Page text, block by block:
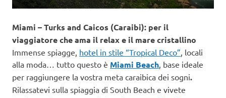
Miami – Turks and Caicos (Caraibi): per il
viaggiatore che ama il relax e il mare cristallino
Immense spiagge, hotel in stile “Tropical Deco”, locali
alla moda… tutto questo è Miami Beach, base ideale
per raggiungere la vostra meta caraibica dei sogni.
Rilassatevi sulla spiaggia di South Beach e vivete